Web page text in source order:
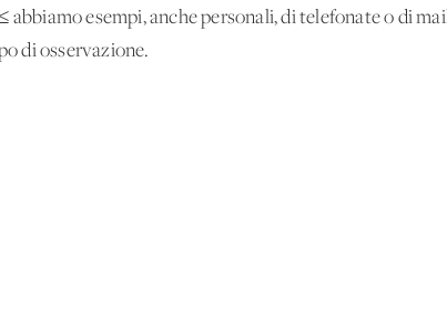
esempi, anche personali, di telefonate o di
di osservazione.